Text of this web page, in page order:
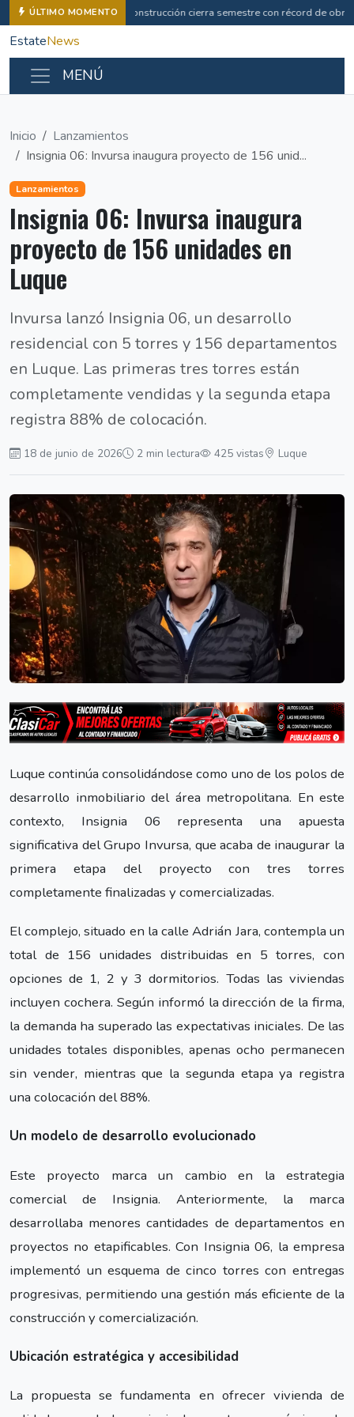
ÚLTIMO MOMENTO Construcción cierra semestre con récord de
EstateNews
MENÚ
Inicio
Lanzamientos
Insignia 06: Invursa inaugura proyecto de 156 unid...
Lanzamientos
Insignia 06: Invursa inaugura
proyecto de 156 unidades en
Luque
Invursa lanzó Insignia 06, un desarrollo
residencial con 5 torres y 156 departamentos
en Luque. Las primeras tres torres están
completamente vendidas y la segunda etapa
registra 88% de colocación.
18 de junio de 2026 2 min lectura 425 vistas Luque
Luque continúa consolidándose como uno de los polos de
desarrollo inmobiliario del área metropolitana. En este
contexto, Insignia 06 representa una apuesta
significativa del Grupo Invursa, que acaba de inaugurar la
primera etapa del proyecto con tres torres
completamente finalizadas y comercializadas.
El complejo, situado en la calle Adrián Jara, contempla un
total de 156 unidades distribuidas en 5 torres, con
opciones de 1, 2 y 3 dormitorios. Todas las viviendas
incluyen cochera. Según informó la dirección de la firma,
la demanda ha superado las expectativas iniciales. De las
unidades totales disponibles, apenas ocho permanecen
sin vender, mientras que la segunda etapa ya registra
una colocación del 88%.
Un modelo de desarrollo evolucionado
Este proyecto marca un cambio en la estrategia
comercial de Insignia. Anteriormente, la marca
desarrollaba menores cantidades de departamentos en
proyectos no etapificables. Con Insignia 06, la empresa
implementó un esquema de cinco torres con entregas
progresivas, permitiendo una gestión más eficiente de la
construcción y comercialización.
Ubicación estratégica y accesibilidad
La propuesta se fundamenta en ofrecer vivienda de